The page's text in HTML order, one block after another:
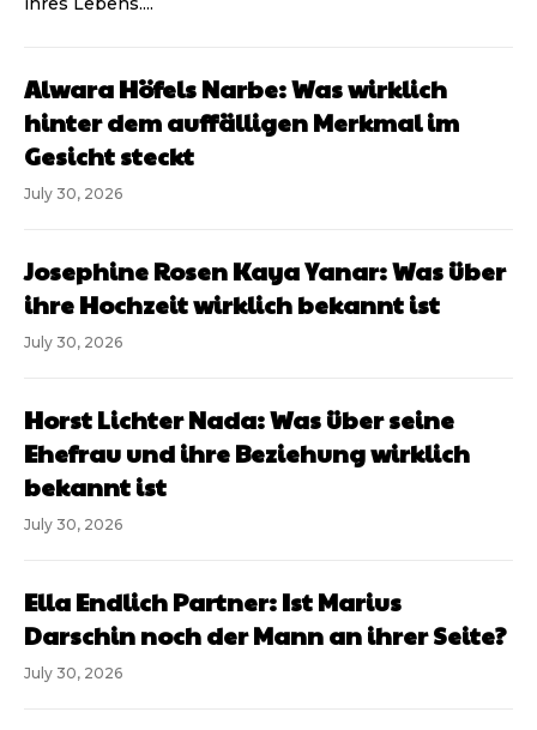
Alwara Höfels Narbe: Was wirklich
hinter dem auffälligen Merkmal im
Gesicht steckt
July 30, 2026
Josephine Rosen Kaya Yanar: Was über
ihre Hochzeit wirklich bekannt ist
July 30, 2026
Horst Lichter Nada: Was über seine
Ehefrau und ihre Beziehung wirklich
bekannt ist
July 30, 2026
Ella Endlich Partner: Ist Marius
Darschin noch der Mann an ihrer Seite?
July 30, 2026